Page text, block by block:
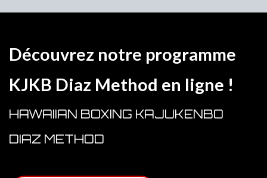
Découvrez notre programme
KJKB Diaz Method en ligne !
HAWAIIAN BOXING KAJUKENBO
DIAZ METHOD